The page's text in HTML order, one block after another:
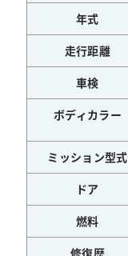
年式
走行距離
車検
ボディカラー
ミッション型式
ドア
燃料